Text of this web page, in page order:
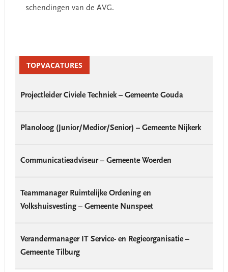
schendingen van de AVG.
SidebarTOPVACATURES
Projectleider Civiele Techniek – Gemeente Gouda
Planoloog (Junior/Medior/Senior) – Gemeente Nijkerk
Communicatieadviseur – Gemeente Woerden
Teammanager Ruimtelijke Ordening en
Volkshuisvesting – Gemeente Nunspeet
Verandermanager IT Service- en Regieorganisatie –
Gemeente Tilburg